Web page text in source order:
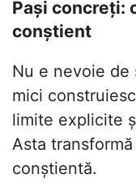
Pași concreți:
conștient
Nu e nevoie de
mici
limite explicite
Asta
conștientă.